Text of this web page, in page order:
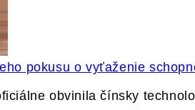
pokusu o vyťaženie
obvinila čínsky